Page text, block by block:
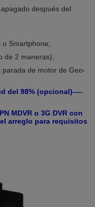
después del
Smartphone;
de 2 maneras);
de motor de Geo-
del 98% (opcional)----
MDVR o 3G DVR con
arreglo para requisitos